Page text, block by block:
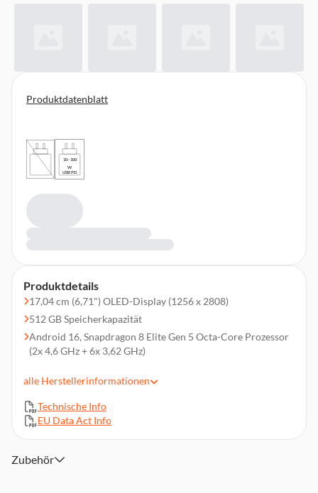
Produktdetails
17,04 cm (6,71") OLED-Display (1256 x 2808)
512 GB Speicherkapazität
Android 16, Snapdragon 8 Elite Gen 5 Octa-Core Prozessor
(2x 4,6 GHz + 6x 3,62 GHz)
50 MP Frontkamera, 4K-Video
12 GB Arbeitsspeicher
USB-C, Bluetooth 5.0, NFC, GPS, GLONASS
Nano-SIM
alle Herstellerinformationen
Technische Info
EU Data Act Info
Produktdatenblatt
10 - 100
W
USB PD
Zubehör